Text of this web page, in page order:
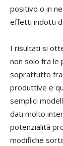
positivo o in
effetti indotti
I risultati si
non solo fra le
soprattutto fra
produttive e
semplici
dati molto
potenzialità
modifiche